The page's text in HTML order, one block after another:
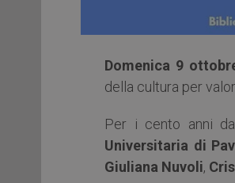
Domenica 9
della cultura per
Per i cento anni
Universitaria di
Giuliana Nuvoli,